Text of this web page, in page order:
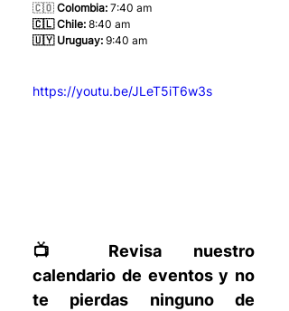
🇨🇴 Colombia: 7:40 am
🇨🇱 Chile: 8:40 am
🇺🇾 Uruguay: 9:40 am
https://youtu.be/JLeT5iT6w3s
📺 Revisa nuestro
calendario de eventos y no
te pierdas ninguno de